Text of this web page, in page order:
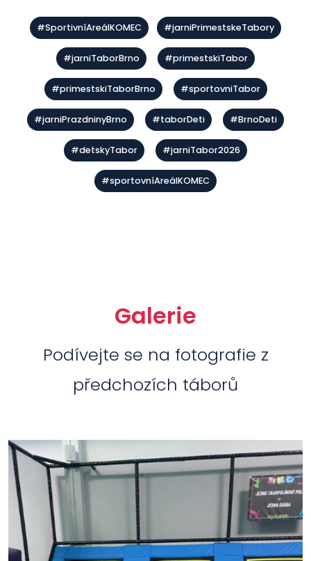
#SportivníAreálKOMEC #jarniPrimestskeTabory
#jarniTaborBrno #primestskiTabor
#primestskiTaborBrno #sportovniTabor
#jarniPrazdninyBrno #taborDeti #BrnoDeti
#detskyTabor #jarniTabor2026
#sportovníAreálKOMEC
Galerie
Podívejte se na fotografie z
předchozích táborů